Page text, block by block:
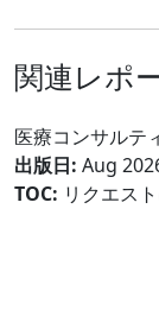
関連レポ
医療コンサルテ
出版日: Aug
TOC: リクエス